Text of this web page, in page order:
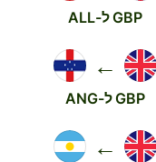
GBP ל-ALL
←
GBP ל-ANG
←